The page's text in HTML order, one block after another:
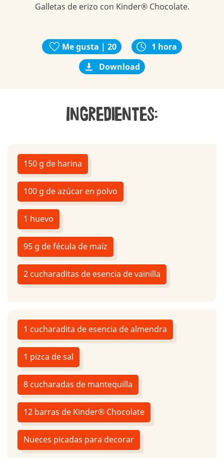
Galletas de erizo con Kinder® Chocolate.
Me gusta | 20
1 hora
Download
Ingredientes:
150 g de harina
100 g de azúcar en polvo
1 huevo
95 g de fécula de maíz
2 cucharaditas de esencia de vainilla
1 cucharadita de esencia de almendra
1 pizca de sal
8 cucharadas de mantequilla
12 barras de Kinder® Chocolate
Nueces picadas para decorar